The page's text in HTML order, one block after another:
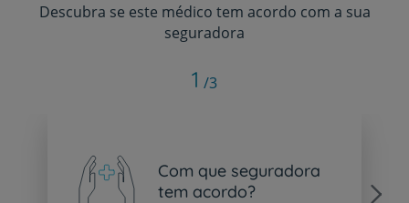
Descubra se este médico tem acordo com a sua
seguradora
Com que seguradora
tem acordo?
1 /3